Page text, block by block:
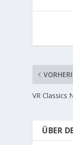
VR Classics
ÜBER